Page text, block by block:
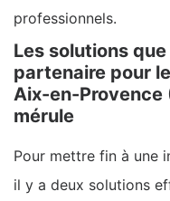
professionnels.
Les solutions
partenaire pour
Aix-en-Provence
mérule
Pour mettre fin à une
il y a deux solutions